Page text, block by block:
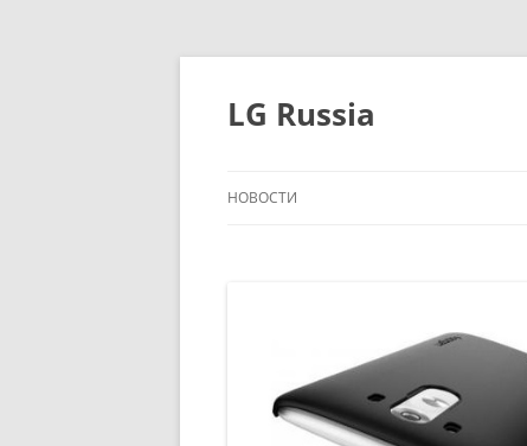
Перейти
содержимому
LG Russia
НОВОСТИ